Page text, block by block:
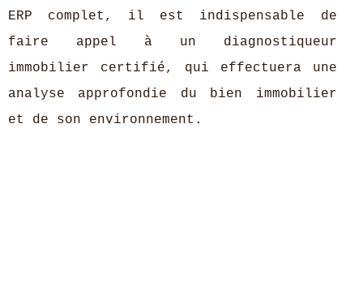
ERP complet, il est indispensable de
faire appel à un diagnostiqueur
immobilier certifié, qui effectuera une
analyse approfondie du bien immobilier
et de son environnement.